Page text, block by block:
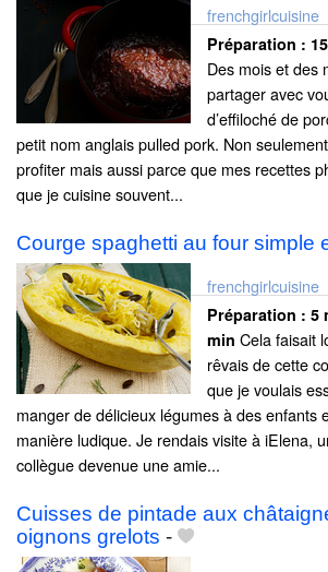
frenchgirlcuisine
Préparation :
Des mois et des
partager avec
d’effiloché de
petit nom anglais pulled pork. Non
profiter mais aussi parce que mes recettes
que je cuisine souvent...
Courge spaghetti au four simple
frenchgirlcuisine
Préparation : 5
min Cela faisait
rêvais de cette
que je voulais
manger de délicieux légumes à des enfants
manière ludique. Je rendais visite à iElena,
collègue devenue une amie...
Cuisses de pintade aux
oignons grelots -